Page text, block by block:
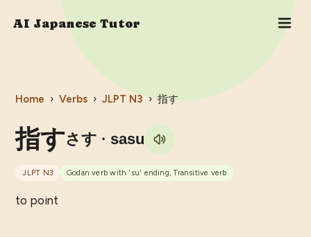
AI Japanese Tutor
Home › Verbs › JLPT N3 › 指す
指すさす · sasu
JLPT N3 Godan verb with 'su' ending, Transitive verb
to point